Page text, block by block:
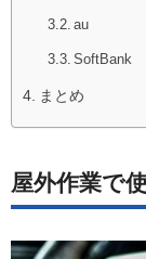
au
SoftBank
まとめ
屋外作業で